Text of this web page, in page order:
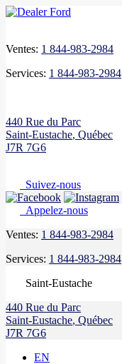
Ventes: 1 844-983-2984
Services: 1 844-983-2984
440 Rue du Parc
Saint-Eustache, Québec
J7R 7G6
Suivez-nous
Appelez-nous
Ventes: 1 844-983-2984
Services: 1 844-983-2984
Saint-Eustache
440 Rue du Parc
Saint-Eustache, Québec
J7R 7G6
EN